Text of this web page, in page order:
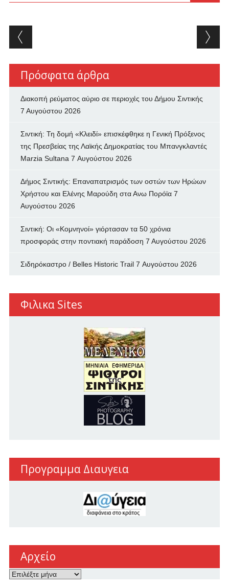
Post navigation
Πρόσφατα άρθρα
Διακοπή ρεύματος αύριο σε περιοχές του Δήμου Σιντικής
7 Αυγούστου 2026
Σιντική: Τη δομή «Κλειδί» επισκέφθηκε η Γενική Πρόξενος
της Πρεσβείας της Λαϊκής Δημοκρατίας του Μπανγκλαντές
Marzia Sultana 7 Αυγούστου 2026
Δήμος Σιντικής: Επαναπατρισμός των oστών των Ηρώων
Χρήστου και Ελένης Μαρούδη στα Ανω Πορόϊα 7
Αυγούστου 2026
Σιντική: Οι «Κομνηνοί» γιόρτασαν τα 50 χρόνια
προσφοράς στην ποντιακή παράδοση 7 Αυγούστου 2026
Σιδηρόκαστρο / Belles Historic Trail 7 Αυγούστου 2026
Φιλικα Sites
Προγραμμα Διαυγεια
Αρχείο
Αρχείο